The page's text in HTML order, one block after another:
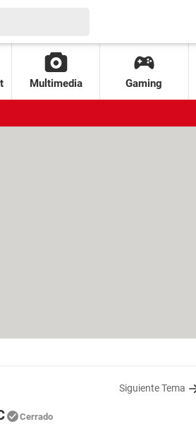
Multimedia Gaming
Siguiente Tema
Cerrado